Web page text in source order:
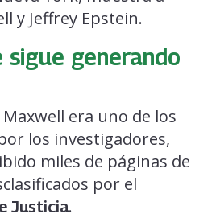
sigue generando
era uno de los
los investigadores,
miles de páginas de
por el
Justicia.